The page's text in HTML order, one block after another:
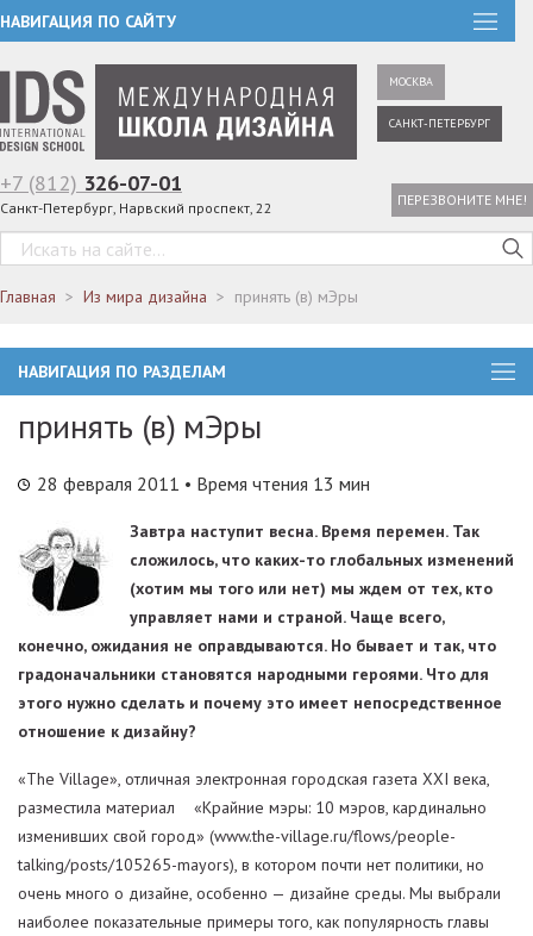
НАВИГАЦИЯ ПО САЙТУ
МОСКВА
САНКТ-ПЕТЕРБУРГ
+7 (812) 326-07-01
Санкт-Петербург, Нарвский проспект, 22 ПЕРЕЗВОНИТЕ МНЕ!
Главная Из мира дизайна принять (в) мЭры
НАВИГАЦИЯ ПО РАЗДЕЛАМ
принять (в) мЭры
28 февраля 2011 • Время чтения 13 мин
Завтра наступит весна. Время перемен. Так
сложилось, что каких-то глобальных изменений
(хотим мы того или нет) мы ждем от тех, кто
управляет нами и страной. Чаще всего,
конечно, ожидания не оправдываются. Но бывает и так, что
градоначальники становятся народными героями. Что для
этого нужно сделать и почему это имеет непосредственное
отношение к дизайну?
«The Village», отличная электронная городская газета XXI века,
разместила материал «Крайние мэры: 10 мэров, кардинально
изменивших свой город» (www.the-village.ru/flows/people-
talking/posts/105265-mayors), в котором почти нет политики, но
очень много о дизайне, особенно — дизайне среды. Мы выбрали
наиболее показательные примеры того, как популярность главы